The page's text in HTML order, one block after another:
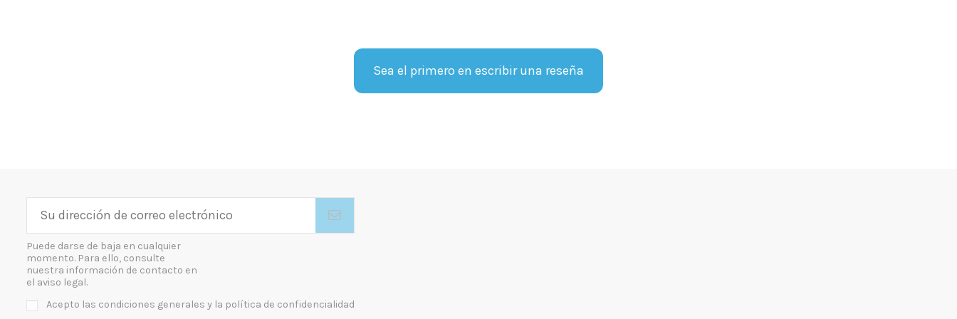
Sea el primero en escribir una reseña
Puede darse de baja en cualquier
momento. Para ello, consulte
nuestra información de contacto en
el aviso legal.
Acepto las condiciones generales y la política de confidencialidad